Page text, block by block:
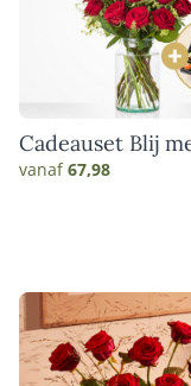
Cadeauset Blij
vanaf67,98